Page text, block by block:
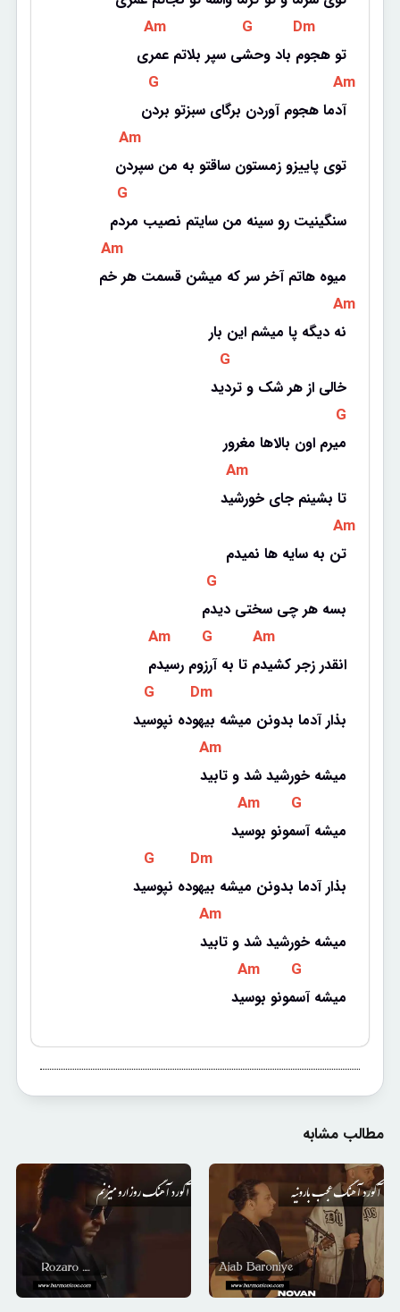
Am G Dm
تو هجوم باد وحشی سپر بلاتم عمری
G Am
آدما هجوم آوردن برگای سبزتو بردن
Am
توی پاییزو زمستون ساقتو به من سپردن
G
سنگینیت رو سینه من سایتم نصیب مردم
Am
میوه هاتم آخر سر که میشن قسمت هر خم
Am
نه دیگه پا میشم این بار
G
خالی از هر شک و تردید
G
میرم اون بالاها مغرور
Am
تا بشینم جای خورشید
Am
تن به سایه ها نمیدم
G
بسه هر چی سختی دیدم
Am G Am
انقدر زجر کشیدم تا به آرزوم رسیدم
G Dm
بذار آدما بدونن میشه بیهوده نپوسید
Am
میشه خورشید شد و تابید
Am G
میشه آسمونو بوسید
G Dm
بذار آدما بدونن میشه بیهوده نپوسید
Am
میشه خورشید شد و تابید
Am G
میشه آسمونو بوسید
مطالب مشابه